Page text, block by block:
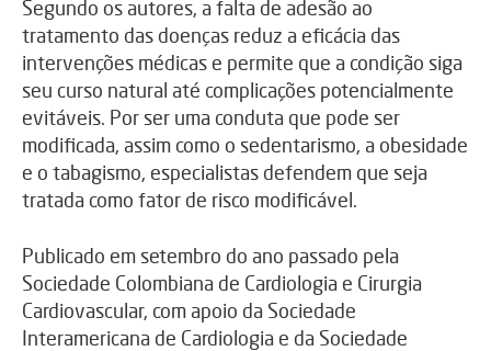
Segundo os autores, a falta de adesão ao
tratamento das doenças reduz a eficácia das
intervenções médicas e permite que a condição siga
seu curso natural até complicações potencialmente
evitáveis. Por ser uma conduta que pode ser
modificada, assim como o sedentarismo, a obesidade
e o tabagismo, especialistas defendem que seja
tratada como fator de risco modificável.
Publicado em setembro do ano passado pela
Sociedade Colombiana de Cardiologia e Cirurgia
Cardiovascular, com apoio da Sociedade
Interamericana de Cardiologia e da Sociedade